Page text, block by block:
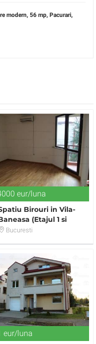
modern, 56 mp, Pacurari,
eur/luna
Birouri in Vila-
(Etajul 1 si
Bucuresti
eur/luna